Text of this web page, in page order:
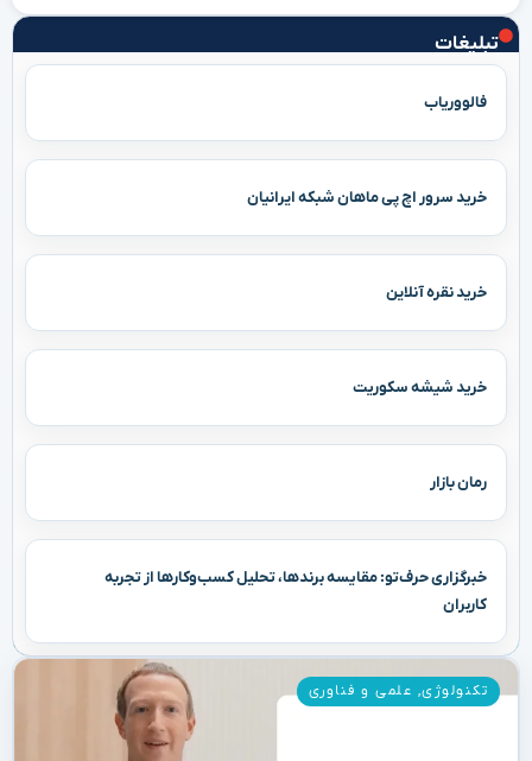
تبلیغات
فالووریاب
خرید سرور اچ پی ماهان شبکه ایرانیان
خرید نقره آنلاین
خرید شیشه سکوریت
رمان بازار
خبرگزاری حرف‌تو: مقایسه برندها، تحلیل کسب‌وکارها از تجربه
کاربران
تکنولوژی, علمی و فناوری